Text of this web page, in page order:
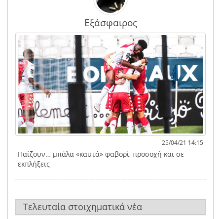
Εξάσφαιρος
25/04/21 14:15
Παίζουν… μπάλα «καυτά» φαβορί, προσοχή και σε
εκπλήξεις
Τελευταία στοιχηματικά νέα